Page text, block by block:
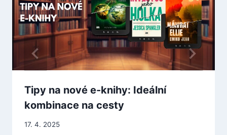
Tipy na nové e-knihy: Ideální
kombinace na cesty
17. 4. 2025